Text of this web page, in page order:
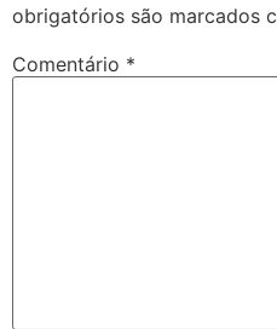
obrigatórios são marcados
Comentário *